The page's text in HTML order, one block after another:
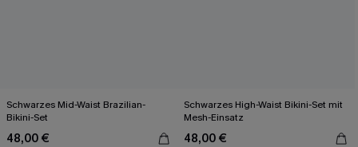
Schwarzes Mid-Waist Brazilian-
Bikini-Set
48,00 €
Schwarzes High-Waist Bikini-Set mit
Mesh-Einsatz
48,00 €